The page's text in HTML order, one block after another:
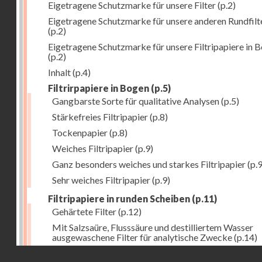
Eigetragene Schutzmarke für unsere Filter(p.2)
Eigetragene Schutzmarke für unsere anderen
(p.2)
Eigetragene Schutzmarke für unsere Filtripapiere in
(p.2)
Inhalt(p.4)
Filtrirpapiere in Bogen (p.5)
Gangbarste Sorte für qualitative Analysen(p.5)
Stärkefreies Filtripapier(p.8)
Tockenpapier(p.8)
Weiches Filtripapier(p.9)
Ganz besonders weiches und starkes Filtripapier
Sehr weiches Filtripapier(p.9)
Filtripapiere in runden Scheiben (p.11)
Gehärtete Filter(p.12)
Mit Salzsaüre, Flusssäure und destilliertem Wasser
ausgewaschene Filter für analytische Zwecke(p.14)